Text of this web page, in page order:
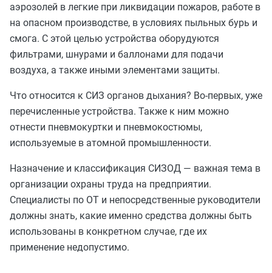
аэрозолей в легкие при ликвидации пожаров, работе в
на опасном производстве, в условиях пыльных бурь и
смога. С этой целью устройства оборудуются
фильтрами, шнурами и баллонами для подачи
воздуха, а также иными элементами защиты.
Что относится к СИЗ органов дыхания? Во-первых, уже
перечисленные устройства. Также к ним можно
отнести пневмокуртки и пневмокостюмы,
используемые в атомной промышленности.
Назначение и классификация СИЗОД — важная тема в
организации охраны труда на предприятии.
Специалисты по ОТ и непосредственные руководители
должны знать, какие именно средства должны быть
использованы в конкретном случае, где их
применение недопустимо.